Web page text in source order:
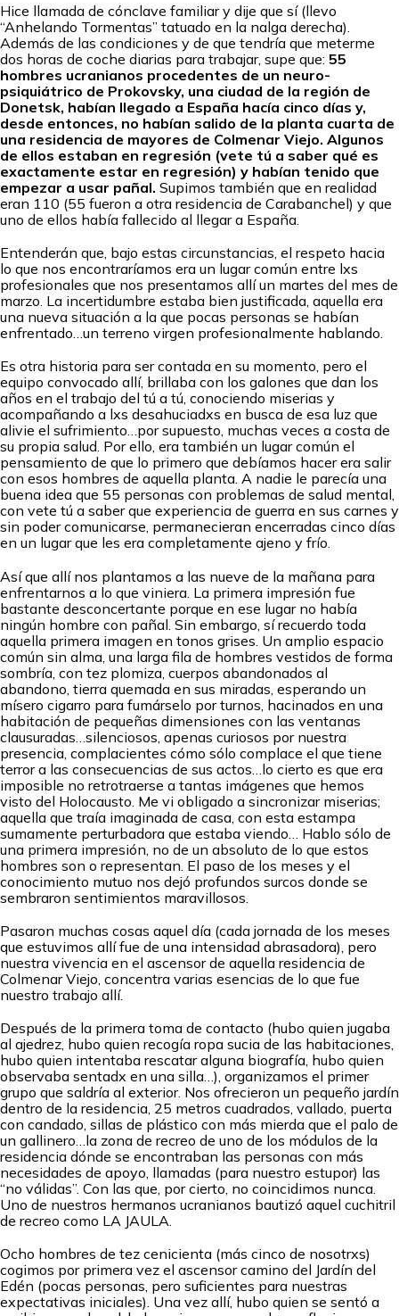
Hice llamada de cónclave familiar y dije que sí (llevo
“Anhelando Tormentas” tatuado en la nalga derecha).
Además de las condiciones y de que tendría que meterme
dos horas de coche diarias para trabajar, supe que: 55
hombres ucranianos procedentes de un neuro-
psiquiátrico de Prokovsky, una ciudad de la región de
Donetsk, habían llegado a España hacía cinco días y,
desde entonces, no habían salido de la planta cuarta de
una residencia de mayores de Colmenar Viejo. Algunos
de ellos estaban en regresión (vete tú a saber qué es
exactamente estar en regresión) y habían tenido que
empezar a usar pañal. Supimos también que en realidad
eran 110 (55 fueron a otra residencia de Carabanchel) y que
uno de ellos había fallecido al llegar a España.
Entenderán que, bajo estas circunstancias, el respeto hacia
lo que nos encontraríamos era un lugar común entre lxs
profesionales que nos presentamos allí un martes del mes de
marzo. La incertidumbre estaba bien justificada, aquella era
una nueva situación a la que pocas personas se habían
enfrentado…un terreno virgen profesionalmente hablando.
Es otra historia para ser contada en su momento, pero el
equipo convocado allí, brillaba con los galones que dan los
años en el trabajo del tú a tú, conociendo miserias y
acompañando a lxs desahuciadxs en busca de esa luz que
alivie el sufrimiento…por supuesto, muchas veces a costa de
su propia salud. Por ello, era también un lugar común el
pensamiento de que lo primero que debíamos hacer era salir
con esos hombres de aquella planta. A nadie le parecía una
buena idea que 55 personas con problemas de salud mental,
con vete tú a saber que experiencia de guerra en sus carnes y
sin poder comunicarse, permanecieran encerradas cinco días
en un lugar que les era completamente ajeno y frío.
Así que allí nos plantamos a las nueve de la mañana para
enfrentarnos a lo que viniera. La primera impresión fue
bastante desconcertante porque en ese lugar no había
ningún hombre con pañal. Sin embargo, sí recuerdo toda
aquella primera imagen en tonos grises. Un amplio espacio
común sin alma, una larga fila de hombres vestidos de forma
sombría, con tez plomiza, cuerpos abandonados al
abandono, tierra quemada en sus miradas, esperando un
mísero cigarro para fumárselo por turnos, hacinados en una
habitación de pequeñas dimensiones con las ventanas
clausuradas…silenciosos, apenas curiosos por nuestra
presencia, complacientes cómo sólo complace el que tiene
terror a las consecuencias de sus actos…lo cierto es que era
imposible no retrotraerse a tantas imágenes que hemos
visto del Holocausto. Me vi obligado a sincronizar miserias;
aquella que traía imaginada de casa, con esta estampa
sumamente perturbadora que estaba viendo… Hablo sólo de
una primera impresión, no de un absoluto de lo que estos
hombres son o representan. El paso de los meses y el
conocimiento mutuo nos dejó profundos surcos donde se
sembraron sentimientos maravillosos.
Pasaron muchas cosas aquel día (cada jornada de los meses
que estuvimos allí fue de una intensidad abrasadora), pero
nuestra vivencia en el ascensor de aquella residencia de
Colmenar Viejo, concentra varias esencias de lo que fue
nuestro trabajo allí.
Después de la primera toma de contacto (hubo quien jugaba
al ajedrez, hubo quien recogía ropa sucia de las habitaciones,
hubo quien intentaba rescatar alguna biografía, hubo quien
observaba sentadx en una silla…), organizamos el primer
grupo que saldría al exterior. Nos ofrecieron un pequeño jardín
dentro de la residencia, 25 metros cuadrados, vallado, puerta
con candado, sillas de plástico con más mierda que el palo de
un gallinero…la zona de recreo de uno de los módulos de la
residencia dónde se encontraban las personas con más
necesidades de apoyo, llamadas (para nuestro estupor) las
“no válidas”. Con las que, por cierto, no coincidimos nunca.
Uno de nuestros hermanos ucranianos bautizó aquel cuchitril
de recreo como LA JAULA.
Ocho hombres de tez cenicienta (más cinco de nosotrxs)
cogimos por primera vez el ascensor camino del Jardín del
Edén (pocas personas, pero suficientes para nuestras
expectativas iniciales). Una vez allí, hubo quien se sentó a